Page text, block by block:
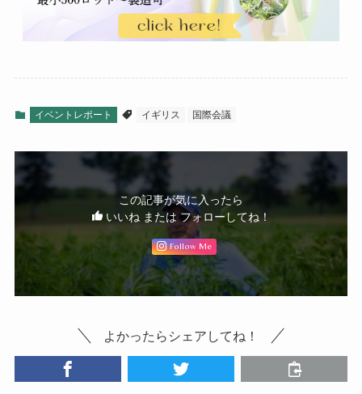
イベントレポート イギリス 国際会議
この記事が気に入ったら
いいね または フォローしてね！
Follow Me
よかったらシェアしてね！